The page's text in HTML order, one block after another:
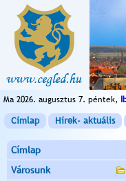
Ma 2026. augusztus 7. péntek,
Címlap Hírek- aktuális
Címlap
Városunk